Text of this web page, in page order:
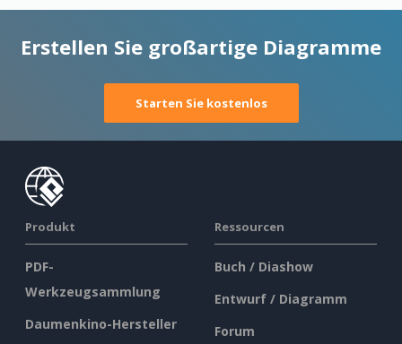
Erstellen Sie großartige Diagramme
Starten Sie kostenlos
Produkt
PDF-
Werkzeugsammlung
Daumenkino-Hersteller
Ressourcen
Buch / Diashow
Entwurf / Diagramm
Forum